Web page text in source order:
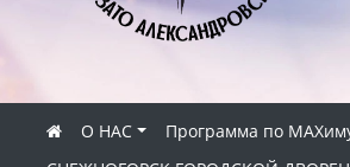
О НАС Программа по